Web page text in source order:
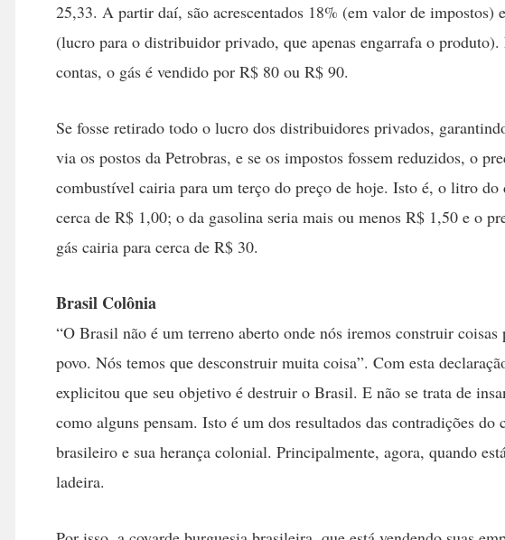
25,33. A partir daí, são acrescentados 18% (em valor de impostos)
(lucro para o distribuidor privado, que apenas engarrafa o
contas, o gás é vendido por R$ 80 ou R$ 90.
Se fosse retirado todo o lucro dos distribuidores privados,
via os postos da Petrobras, e se os impostos fossem reduzidos, o
combustível cairia para um terço do preço de hoje. Isto é, o litro do
cerca de R$ 1,00; o da gasolina seria mais ou menos R$ 1,50 e o
gás cairia para cerca de R$ 30.
Brasil Colônia
“O Brasil não é um terreno aberto onde nós iremos construir coisas
povo. Nós temos que desconstruir muita coisa”. Com esta
explicitou que seu objetivo é destruir o Brasil. E não se trata de
como alguns pensam. Isto é um dos resultados das contradições do
brasileiro e sua herança colonial. Principalmente, agora, quando
ladeira.